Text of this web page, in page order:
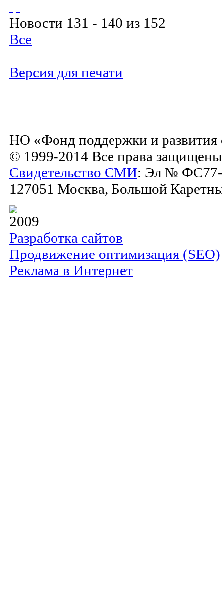
Новости 131 - 140 из 152
Все
Версия для печати
НО «Фонд поддержки и развития
© 1999-2014 Все права
Свидетельство СМИ: Эл № ФС77-
127051 Москва, Большой
2009
Разработка сайтов
Продвижение оптимизация (SEO)
Реклама в Интернет